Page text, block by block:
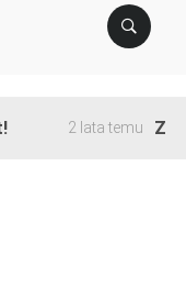
2 lata temu